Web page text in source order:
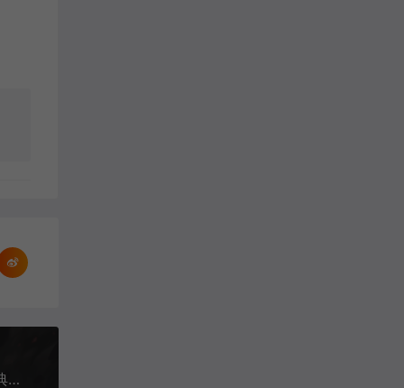
传奇SF深度对比：武易sf武侠江湖与我本沉默sf经典复刻的差异解析